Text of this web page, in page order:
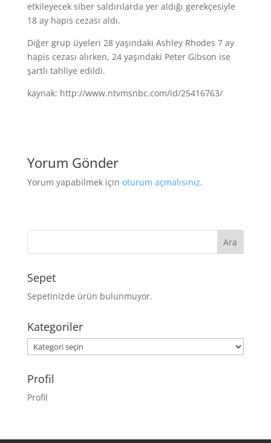
etkileyecek siber saldırılarda yer aldığı gerekçesiyle
18 ay hapis cezası aldı.
Diğer grup üyeleri 28 yaşındaki Ashley Rhodes 7 ay
hapis cezası alırken, 24 yaşındaki Peter Gibson ise
şartlı tahliye edildi.
kaynak: http://www.ntvmsnbc.com/id/25416763/
Yorum Gönder
Yorum yapabilmek için oturum açmalısınız.
Sepet
Sepetinizde ürün bulunmuyor.
Kategoriler
Kategoriler
Profil
Profil